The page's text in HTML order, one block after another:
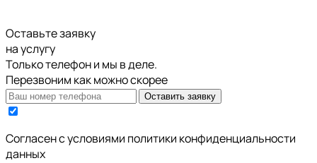
Оставьте заявку
на услугу
Только телефон и мы в деле.
Перезвоним как можно скорее
Оставить заявку
Cогласен с условиями политики конфиденциальности
данных